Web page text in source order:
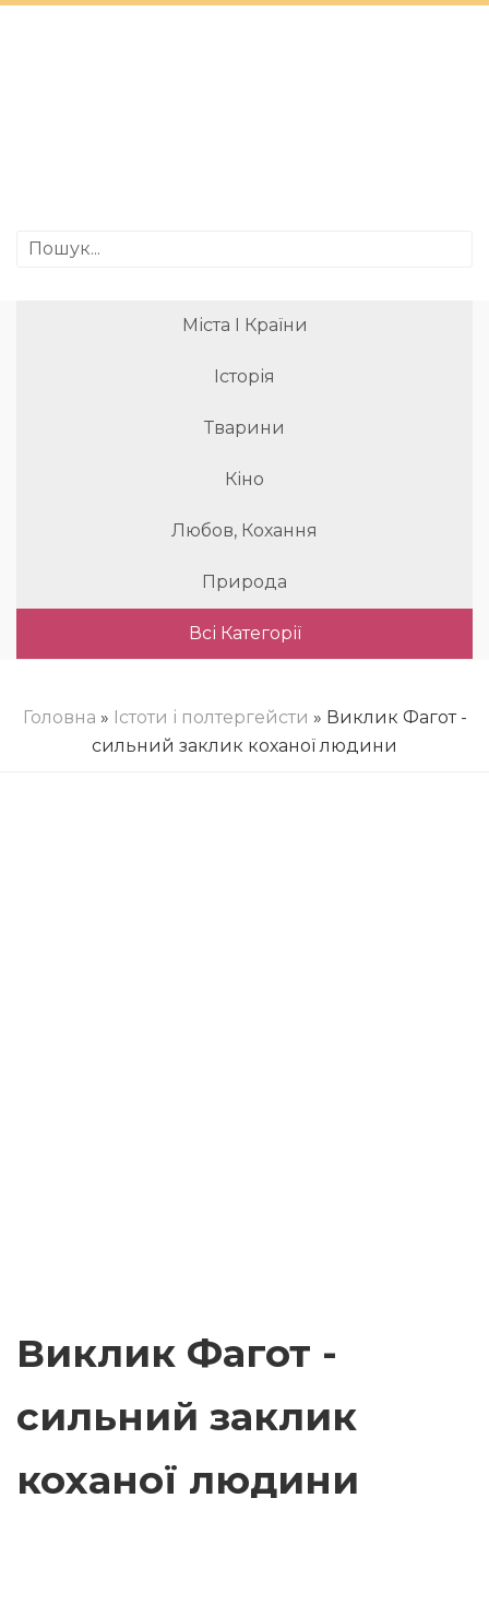
Міста І Країни
Історія
Тварини
Кіно
Любов, Кохання
Природа
Всі Категорії
Головна » Істоти і полтергейсти » Виклик Фагот -
сильний заклик коханої людини
Виклик Фагот -
сильний заклик
коханої людини